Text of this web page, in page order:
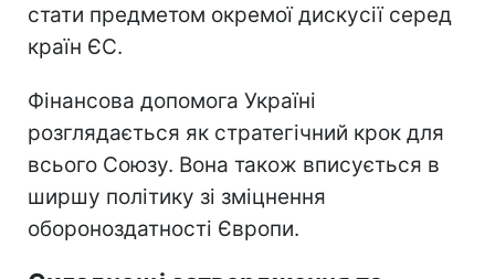
стати предметом окремої дискусії серед
країн ЄС.
Фінансова допомога Україні
розглядається як стратегічний крок для
всього Союзу. Вона також вписується в
ширшу політику зі зміцнення
обороноздатності Європи.